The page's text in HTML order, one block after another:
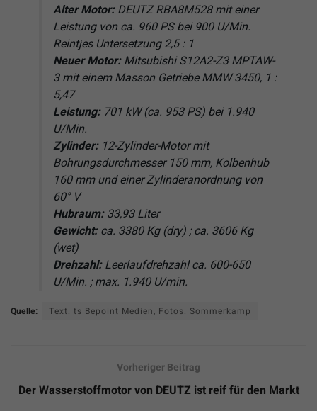
Alter Motor:DEUTZ RBA8M528 mit einer
Leistung von ca. 960 PS bei 900 U/Min.
Reintjes Untersetzung 2,5 : 1
Neuer Motor:Mitsubishi S12A2-Z3 MPTAW-
3 mit einem Masson Getriebe MMW 3450, 1 :
5,47
Leistung:701 kW (ca. 953 PS) bei 1.940
U/Min.
Zylinder:12-Zylinder-Motor mit
Bohrungsdurchmesser 150 mm, Kolbenhub
160 mm und einer Zylinderanordnung von
60° V
Hubraum:33,93 Liter
Gewicht:ca. 3380 Kg (dry) ; ca. 3606 Kg
(wet)
Drehzahl:Leerlaufdrehzahl ca. 600-650
U/Min. ; max. 1.940 U/min.
Quelle: Text: ts Bepoint Medien, Fotos: Sommerkamp
Vorheriger Beitrag
Der Wasserstoffmotor von DEUTZ ist reif für den Markt